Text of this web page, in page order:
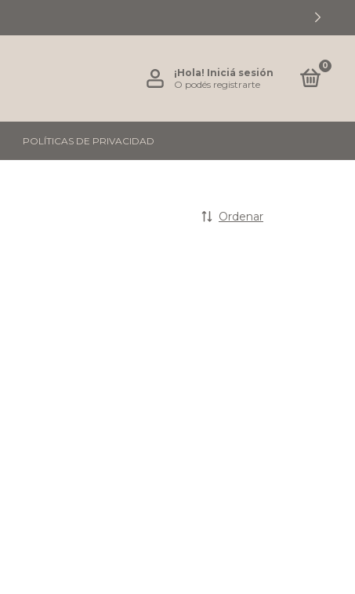
¡Hola! Iniciá sesión
O podés registrarte
0
POLÍTICAS DE PRIVACIDAD
Ordenar